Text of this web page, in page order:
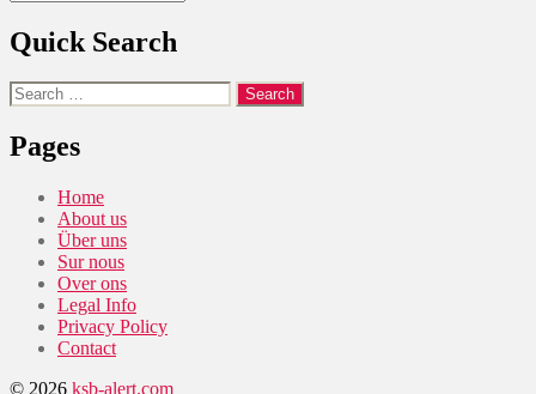
Quick Search
Search
for:
Pages
Home
About us
Über uns
Sur nous
Over ons
Legal Info
Privacy Policy
Contact
© 2026 ksb-alert.com